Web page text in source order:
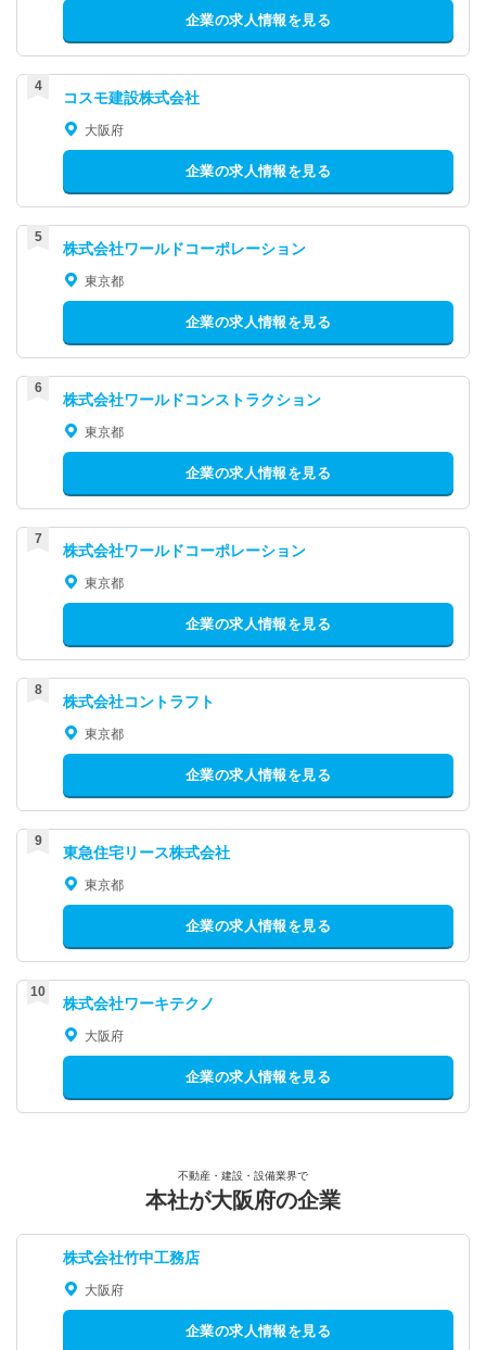
企業の求人情報を見る
コスモ建設株式会社
大阪府
企業の求人情報を見る
株式会社ワールドコーポレーション
東京都
企業の求人情報を見る
株式会社ワールドコンストラクション
東京都
企業の求人情報を見る
株式会社ワールドコーポレーション
東京都
企業の求人情報を見る
株式会社コントラフト
東京都
企業の求人情報を見る
東急住宅リース株式会社
東京都
企業の求人情報を見る
株式会社ワーキテクノ
大阪府
企業の求人情報を見る
不動産・建設・設備業界で
本社が大阪府の企業
株式会社竹中工務店
大阪府
企業の求人情報を見る